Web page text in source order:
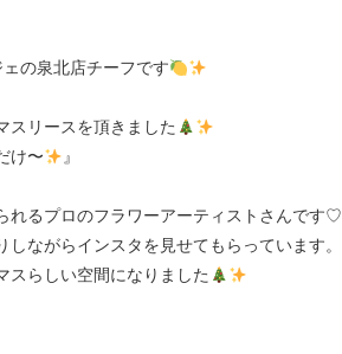
ェの泉北店チーフです
スリースを頂きました
け〜
』
れるプロのフラワーアーティストさんです♡
ながらインスタを見せてもらっています。
スらしい空間になりました